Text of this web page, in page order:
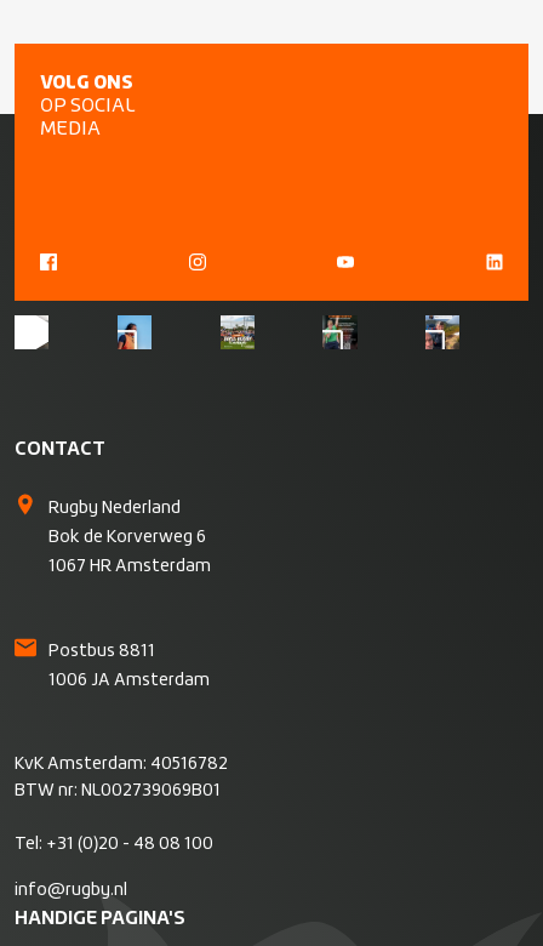
VOLG ONS
OP SOCIAL
MEDIA
CONTACT
Rugby Nederland
Bok de Korverweg 6
1067 HR Amsterdam
Postbus 8811
1006 JA Amsterdam
KvK Amsterdam: 40516782
BTW nr: NL002739069B01
Tel: +31 (0)20 - 48 08 100
info@rugby.nl
HANDIGE PAGINA'S